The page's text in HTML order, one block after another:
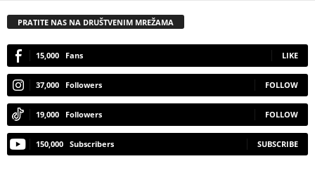
PRATITE NAS NA DRUŠTVENIM MREŽAMA
15,000 Fans LIKE
37,000 Followers FOLLOW
19,000 Followers FOLLOW
150,000 Subscribers SUBSCRIBE